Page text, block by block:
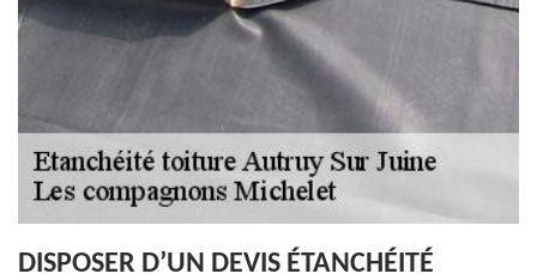
DISPOSER D’UN DEVIS ÉTANCHÉITÉ